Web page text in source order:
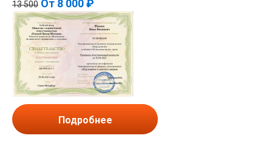
13 500 От 8 000 ₽
Подробнее